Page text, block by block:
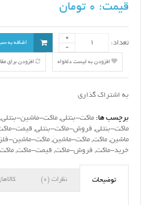
قیمت:
تعداد: اضافه به
افزودن به لیست دلخواه افزودن برای
به اشتراک گذاری
برچسب ها: ماکت-بنتلی, ماکت-ماشین-بنتلی,
ماکت-بنتلی, فروش-ماکت-بنتلی, قیمت-
ماشین, ماکت, ماکت-ماشین, ماکت-ماشین-
خرید-ماکت, فروش-ماکت, قیمت-ماکت,
توضیحات نظرات (0)